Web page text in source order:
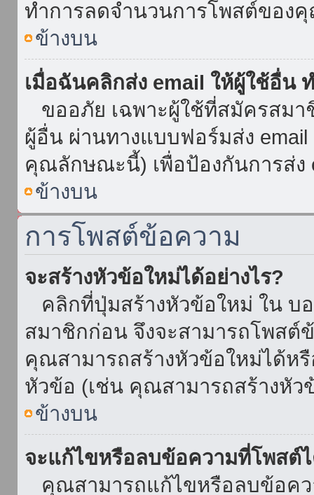
ทำการลดจำนวนการโพสต์ของ
ข้างบน
เมื่อฉันคลิกส่ง email ให้ผู้ใช้อื่น
ขออภัย เฉพาะผู้ใช้ที่สมัครสมา
ผู้อื่น ผ่านทางแบบฟอร์มส่ง
คุณลักษณะนี้) เพื่อป้องกันการส่ง
ข้างบน
การโพสต์ข้อความ
จะสร้างหัวข้อใหม่ได้อย่างไร?
คลิกที่ปุ่มสร้างหัวข้อใหม่ ใน บ
สมาชิกก่อน จึงจะสามารถโพส
คุณสามารถสร้างหัวข้อใหม่ได้ห
หัวข้อ (เช่น คุณสามารถสร้างหั
ข้างบน
จะแก้ไขหรือลบข้อความที่โพสต์ไ
คุณสามารถแก้ไขหรือลบข้อคว